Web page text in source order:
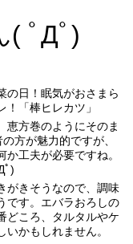
( ﾟДﾟ)
の日！眠気がおさまら
「棒ヒレカツ」
恵方巻のようにそのま
方が魅力的ですが、
工夫が必要ですね。
ﾟ)
がきそうなので、調味
です。エバラおろしの
どころ、タルタルやケ
かもしれません。